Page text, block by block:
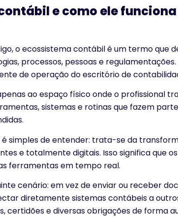
e como ele
o ecossistema contábil é um termo que
processos, pessoas e
de operação do escritório de
ao espaço físico onde o profissional
sistemas e rotinas que fazem
simples de entender: trata-se da
e totalmente digitais. Isso significa que
ferramentas em tempo real.
cenário: em vez de enviar ou receber
diretamente sistemas contábeis a
certidões e diversas obrigações de forma